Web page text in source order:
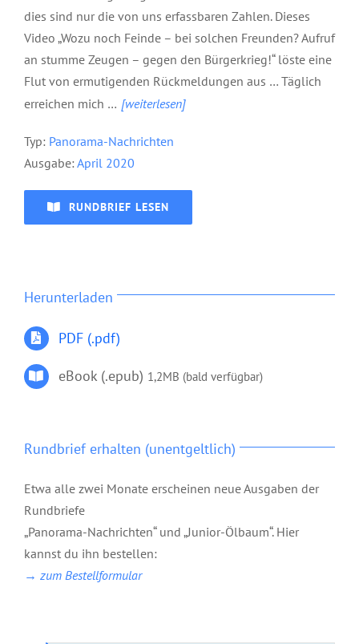
dies sind nur die von uns erfassbaren Zahlen. Dieses
Video „Wozu noch Feinde – bei solchen Freunden? Aufruf
an stumme Zeugen – gegen den Bürgerkrieg!“ löste eine
Flut von ermutigenden Rückmeldungen aus … Täglich
erreichen mich … [weiterlesen]
Typ: Panorama-Nachrichten
Ausgabe:April 2020
RUNDBRIEF LESEN
Herunterladen
PDF (.pdf)
eBook (.epub) 1,2MB (bald verfügbar)
Rundbrief erhalten (unentgeltlich)
Etwa alle zwei Monate erscheinen neue Ausgaben der
Rundbriefe
„Panorama-Nachrichten“ und „Junior-Ölbaum“. Hier
kannst du ihn bestellen:
→ zum Bestellformular